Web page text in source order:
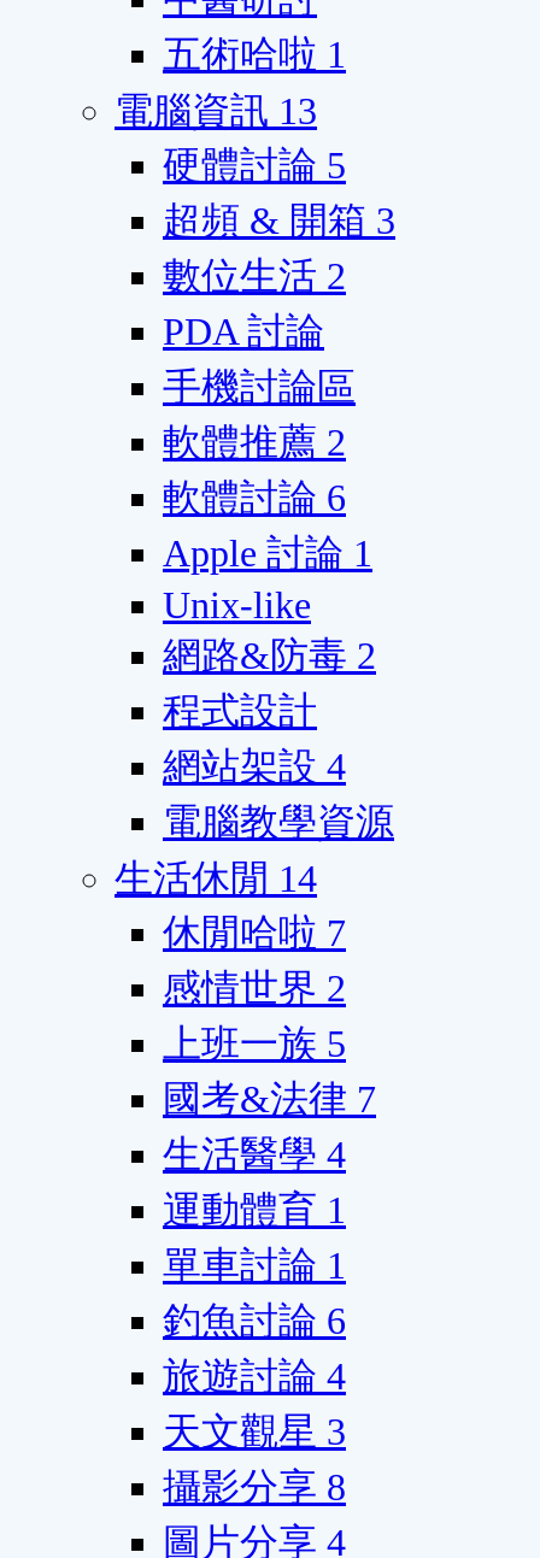
五術哈啦 1
電腦資訊 13
硬體討論 5
超頻 & 開箱 3
數位生活 2
PDA 討論
手機討論區
軟體推薦 2
軟體討論 6
Apple 討論 1
Unix-like
網路&防毒 2
程式設計
網站架設 4
電腦教學資源
生活休閒 14
休閒哈啦 7
感情世界 2
上班一族 5
國考&法律 7
生活醫學 4
運動體育 1
單車討論 1
釣魚討論 6
旅遊討論 4
天文觀星 3
攝影分享 8
圖片分享 4